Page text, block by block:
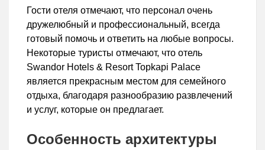
Гости отеля отмечают, что персонал очень
дружелюбный и профессиональный, всегда
готовый помочь и ответить на любые вопросы.
Некоторые туристы отмечают, что отель
Swandor Hotels & Resort Topkapi Palace
является прекрасным местом для семейного
отдыха, благодаря разнообразию развлечений
и услуг, которые он предлагает.
Особенность архитектуры